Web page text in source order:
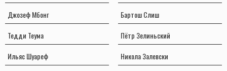
Джозеф Мбонг
Тедди Теума
Ильяс Шуареф
Бартош Слиш
Пётр Зелиньский
Никола Залевски